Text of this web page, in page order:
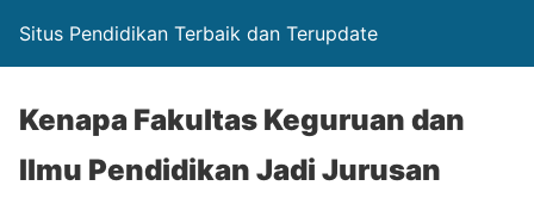
Situs Pendidikan Terbaik dan Terupdate
Kenapa Fakultas Keguruan dan
Ilmu Pendidikan Jadi Jurusan